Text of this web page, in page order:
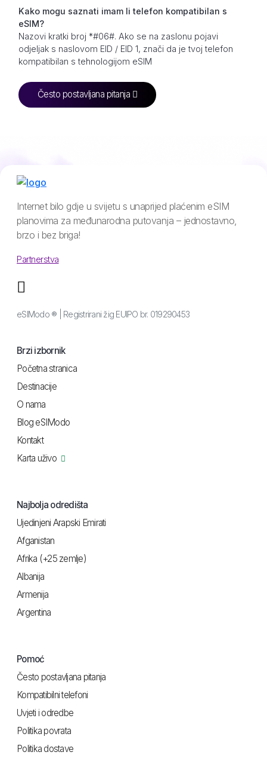
Kako mogu saznati imam li telefon kompatibilan s
eSIM?
Nazovi kratki broj *#06#. Ako se na zaslonu pojavi
odjeljak s naslovom EID / EID 1, znači da je tvoj telefon
kompatibilan s tehnologijom eSIM
Često postavljana pitanja
Internet bilo gdje u svijetu s unaprijed plaćenim eSIM
planovima za međunarodna putovanja – jednostavno,
brzo i bez briga!
Partnerstva
eSIModo ® | Registrirani žig EUIPO br. 019290453
Brzi izbornik
Početna stranica
Destinacije
O nama
Blog eSIModo
Kontakt
Karta uživo
Najbolja odredišta
Ujedinjeni Arapski Emirati
Afganistan
Afrika (+25 zemlje)
Albanija
Armenija
Argentina
Pomoć
Često postavljana pitanja
Kompatibilni telefoni
Uvjeti i odredbe
Politika povrata
Politika dostave